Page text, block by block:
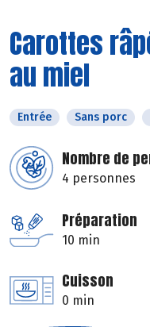
Carottes
au miel
Entrée Sans porc
Nombre de
4 personnes
Préparation
10 min
Cuisson
0 min